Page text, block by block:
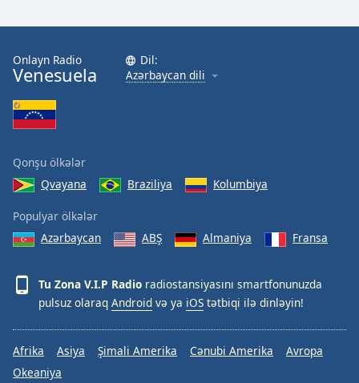
Onlayn Radio
Venesuela
Dil:
Azərbaycan dili
Qonşu ölkələr
Qvayana
Braziliya Kolumbiya
Populyar ölkələr
Azərbaycan
ABŞ Almaniya Fransa
Tu Zona V.I.P Radio radiostansiyasını smartfonunuzda
pulsuz olaraq Android və ya iOS tətbiqi ilə dinləyin!
Afrika Asiya Şimali Amerika Cənubi Amerika
Avropa
Okeaniya